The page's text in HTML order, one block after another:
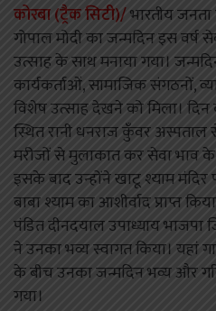
कोरबा (ट्रैक सिटी)/भारतीय जनता
गोपाल मोदी का जन्मदिन इस
उत्साह के साथ मनाया गया।
कार्यकर्ताओं, सामाजिक संगठनों,
विशेष उत्साह देखने को मिला।
स्थित रानी धनराज कुँवर अस्पताल
मरीजों से मुलाकात कर सेवा भाव
इसके बाद उन्होंने खाटू श्याम
बाबा श्याम का आशीर्वाद प्राप्त
पंडित दीनदयाल उपाध्याय भाजपा
ने उनका भव्य स्वागत किया। यहां
के बीच उनका जन्मदिन भव्य और
गया।